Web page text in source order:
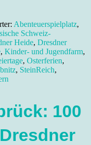
Abenteuerspielplatz,
Schweiz-
Heide, Dresdner
, Kinder- und Jugendfarm,
, Osterferien,
, SteinReich,
100